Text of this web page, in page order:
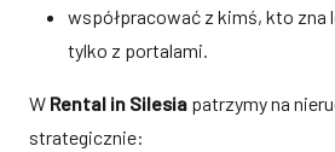
współpracować z kimś, kto zna
tylko z portalami.
W Rental in Silesia patrzymy na
strategicznie: